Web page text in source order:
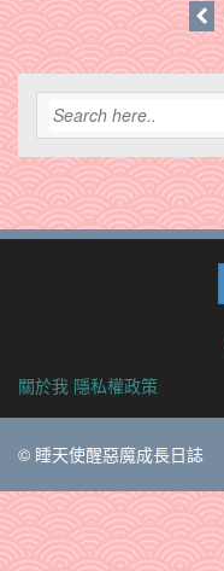
關於我 隱私權政策
© 睡天使醒惡魔成長日誌